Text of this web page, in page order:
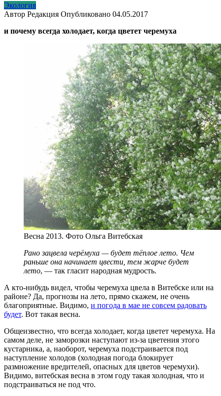
Экология
Автор Редакция Опубликовано 04.05.2017
и почему всегда холодает, когда цветет черемуха
Весна 2013. Фото Ольга Витебская
Рано зацвела черёмуха — будет тёплое лето. Чем
раньше она начинает цвести, тем жарче будет
лето, — так гласит народная мудрость.
А кто-нибудь видел, чтобы черемуха цвела в Витебске или на
районе? Да, прогнозы на лето, прямо скажем, не очень
благоприятные. Видимо, и погода в мае не совсем радовать
будет. Вот такая весна.
Общеизвестно, что всегда холодает, когда цветет черемуха. На
самом деле, не заморозки наступают из-за цветения этого
кустарника, а, наоборот, черемуха подстраивается под
наступление холодов (холодная погода блокирует
размножение вредителей, опасных для цветов черемухи).
Видимо, витебская весна в этом году такая холодная, что и
подстраиваться не под что.